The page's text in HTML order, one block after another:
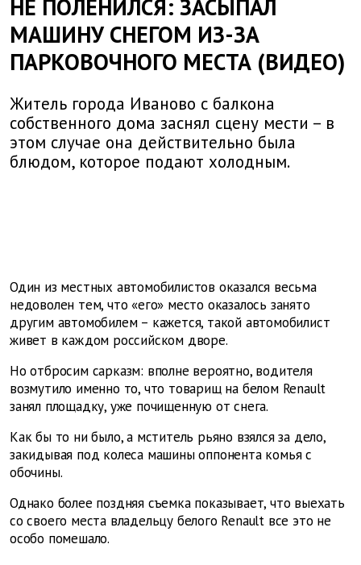
НЕ ПОЛЕНИЛСЯ: ЗАСЫПАЛ
МАШИНУ СНЕГОМ ИЗ-ЗА
ПАРКОВОЧНОГО МЕСТА (ВИДЕО)
Житель города Иваново с балкона
собственного дома заснял сцену мести – в
этом случае она действительно была
блюдом, которое подают холодным.
Один из местных автомобилистов оказался весьма
недоволен тем, что «его» место оказалось занято
другим автомобилем – кажется, такой автомобилист
живет в каждом российском дворе.
Но отбросим сарказм: вполне вероятно, водителя
возмутило именно то, что товарищ на белом Renault
занял площадку, уже почищенную от снега.
Как бы то ни было, а мститель рьяно взялся за дело,
закидывая под колеса машины оппонента комья с
обочины.
Однако более поздняя съемка показывает, что выехать
со своего места владельцу белого Renault все это не
особо помешало.